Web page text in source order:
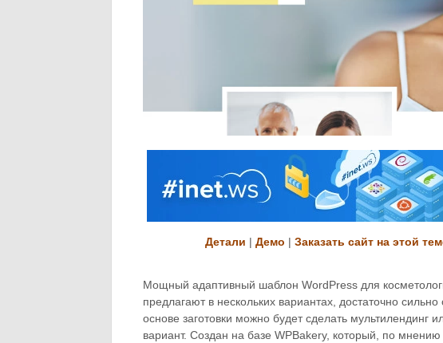
Детали | Демо | Заказать сайт на этой
Мощный адаптивный шаблон WordPress для
предлагают в нескольких вариантах, достаточно
основе заготовки можно будет сделать мультилендинг
вариант. Создан на базе WPBakery, который, по